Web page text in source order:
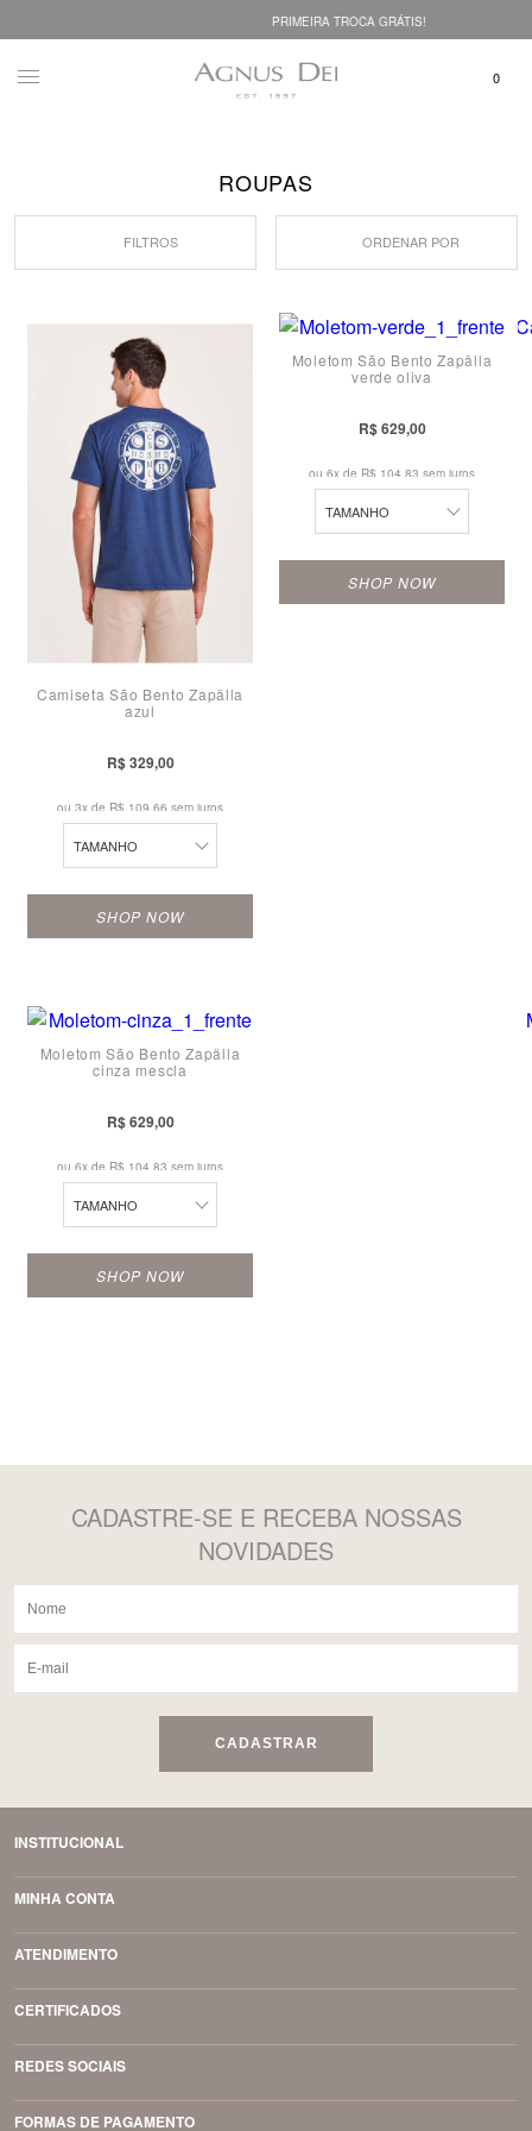
PRIMEIRA TROCA GRÁTIS!
ROUPAS
FILTROS ORDENAR POR
Camiseta São Bento Zapälla
azul
R$ 329,00
ou 3x de R$ 109,66 sem juros
TAMANHO
G
SHOP NOW
Moletom São Bento Zapälla
verde oliva
R$ 629,00
ou 6x de R$ 104,83 sem juros
TAMANHO
G
SHOP NOW
Moletom São Bento Zapälla
cinza mescla
R$ 629,00
ou 6x de R$ 104,83 sem juros
TAMANHO
G
SHOP NOW
CADASTRE-SE E RECEBA NOSSAS
NOVIDADES
CADASTRAR
INSTITUCIONAL
MINHA CONTA
ATENDIMENTO
CERTIFICADOS
REDES SOCIAIS
FORMAS DE PAGAMENTO